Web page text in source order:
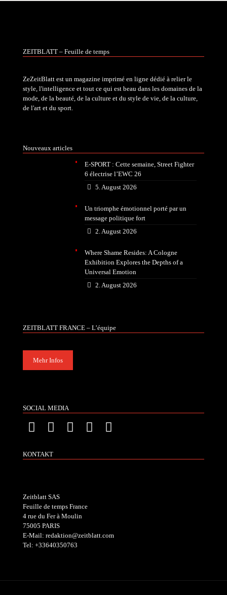
ZEITBLATT – Feuille de temps
ZeZeitBlatt est un magazine imprimé en ligne dédié à relier le
style, l'intelligence et tout ce qui est beau dans les domaines de la
mode, de la beauté, de la culture et du style de vie, de la culture,
de l'art et du sport.
Nouveaux articles
E-SPORT : Cette semaine, Street Fighter
6 électrise l’EWC 26
5. August 2026
Un triomphe émotionnel porté par un
message politique fort
2. August 2026
Where Shame Resides: A Cologne
Exhibition Explores the Depths of a
Universal Emotion
2. August 2026
ZEITBLATT FRANCE – L’équipe
Mehr Infos
SOCIAL MEDIA
KONTAKT
Zeitblatt SAS
Feuille de temps France
4 rue du Fer à Moulin
75005 PARIS
E-Mail: redaktion@zeitblatt.com
Tel: +33640350763